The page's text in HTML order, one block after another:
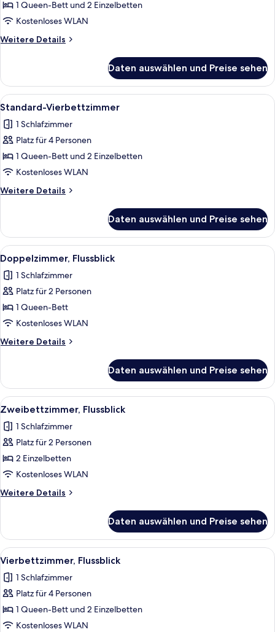
Vierbettzimmer
anzeigen
1 Queen-Bett und 2 Einzelbetten
Kostenloses WLAN
Weitere Details
Weitere
Vierbettzimmer
Daten auswählen und Preise sehen
Alle
Fotos
für
Standard-
Vierbettzimmer
anzeigen
Ein Hotelzimmer mit zwei
4
Standard-Vierbettzimmer
1 Schlafzimmer
Platz für 4 Personen
1 Queen-Bett und 2 Einzelbetten
Kostenloses WLAN
Weitere Details
Weitere
Vierbettzimmer
Daten auswählen und Preise sehen
Alle
Fotos
für
Doppelzimmer,
Flussblick
anzeigen
Ein Hotelzimmer mit Bett,
4
Doppelzimmer, Flussblick
1 Schlafzimmer
Platz für 2 Personen
1 Queen-Bett
Kostenloses WLAN
Weitere Details
Weitere
Flussblick
Daten auswählen und Preise sehen
Alle
Fotos
für
Zweibettzimmer,
Flussblick
anzeigen
Ein Hotelzimmer mit einem Bett,
6
Zweibettzimmer, Flussblick
1 Schlafzimmer
Platz für 2 Personen
2 Einzelbetten
Kostenloses WLAN
Weitere Details
Weitere
Flussblick
Daten auswählen und Preise sehen
Alle
Fotos
für
Vierbettzimmer,
Flussblick
anzeigen
Ein Hotelzimmer mit Bett, einem
5
Vierbettzimmer, Flussblick
1 Schlafzimmer
Platz für 4 Personen
1 Queen-Bett und 2 Einzelbetten
Kostenloses WLAN